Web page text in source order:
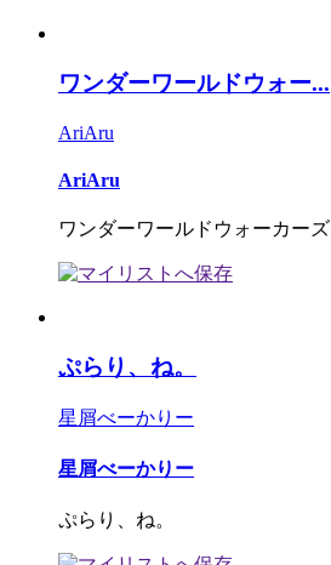
ワンダーワールドウォー...
AriAru
AriAru
ワンダーワールドウォーカーズ
ぷらり、ね。
星屑べーかりー
星屑べーかりー
ぷらり、ね。